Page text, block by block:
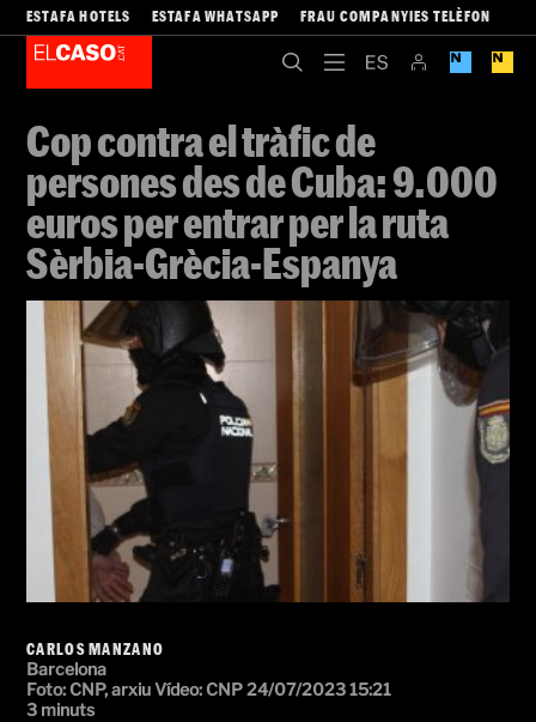
ESTAFA HOTELS ESTAFA WHATSAPP FRAU COMPANYIES TELÈFON
Cop contra el tràfic de
persones des de Cuba: 9.000
euros per entrar per la ruta
Sèrbia-Grècia-Espanya
CARLOS MANZANO
Barcelona
Foto:CNP, arxiuVídeo:CNP24/07/2023 15:21
3 minuts